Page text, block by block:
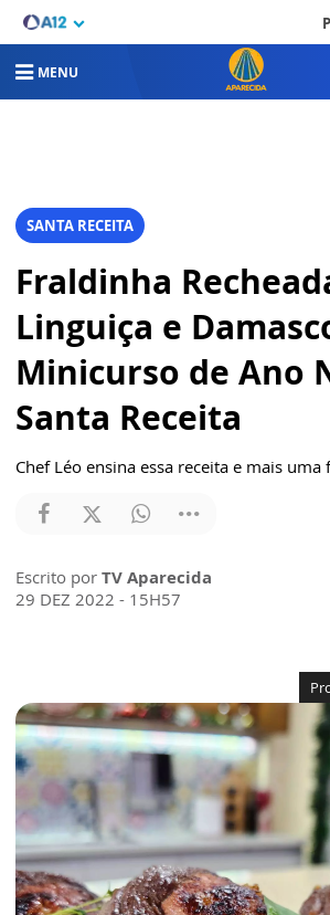
MENU
SANTA RECEITA
Fraldinha
Linguiça e
Minicurso de Ano
Santa Receita
Chef Léo ensina essa receita e mais
Escrito por TV Aparecida
29 DEZ 2022 - 15H57